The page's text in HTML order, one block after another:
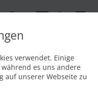
von Raycus
verwendet. Einige
es uns andere
auf unserer Webseite zu